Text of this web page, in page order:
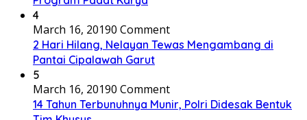
4
March 16, 20190 Comment
2 Hari Hilang, Nelayan Tewas Mengambang di
Pantai Cipalawah Garut
5
March 16, 20190 Comment
14 Tahun Terbunuhnya Munir, Polri Didesak Bentuk